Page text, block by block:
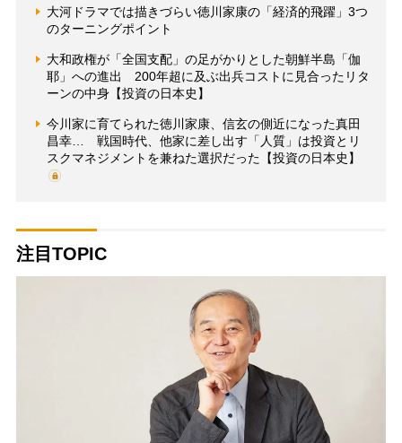
大河ドラマでは描きづらい徳川家康の「経済的飛躍」3つ
のターニングポイント
大和政権が「全国支配」の足がかりとした朝鮮半島「伽
耶」への進出 200年超に及ぶ出兵コストに見合ったリタ
ーンの中身【投資の日本史】
今川家に育てられた徳川家康、信玄の側近になった真田
昌幸… 戦国時代、他家に差し出す「人質」は投資とリ
スクマネジメントを兼ねた選択だった【投資の日本史】
注目TOPIC